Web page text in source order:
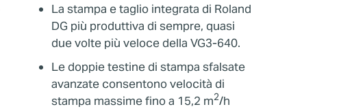
La stampa e taglio integrata di Roland
DG più produttiva di sempre, quasi
due volte più veloce della VG3-640.
Le doppie testine di stampa sfalsate
avanzate consentono velocità di
stampa massime fino a 15,2 m2/h